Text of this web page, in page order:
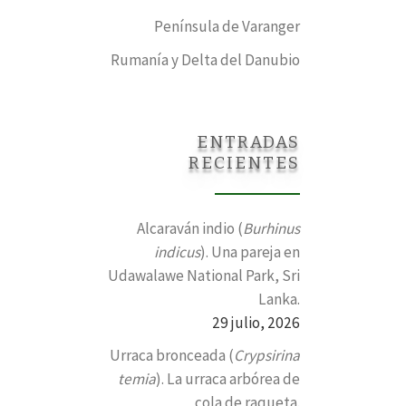
Península de Varanger
Rumanía y Delta del Danubio
ENTRADAS
RECIENTES
Alcaraván indio (Burhinus
indicus). Una pareja en
Udawalawe National Park, Sri
Lanka.
29 julio, 2026
Urraca bronceada (Crypsirina
temia). La urraca arbórea de